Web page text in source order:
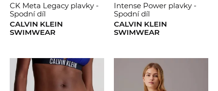
CK Meta Legacy plavky -
Spodní díl
CALVIN KLEIN
SWIMWEAR
Intense Power plavky -
Spodní díl
CALVIN KLEIN
SWIMWEAR